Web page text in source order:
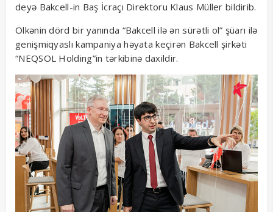
deyə Bakcell-in Baş İcraçı Direktoru Klaus Müller bildirib.
Ölkənin dörd bir yanında “Bakcell ilə ən sürətli ol” şüarı ilə
genişmiqyaslı kampaniya həyata keçirən Bakcell şirkəti
“NEQSOL Holding”in tərkibinə daxildir.